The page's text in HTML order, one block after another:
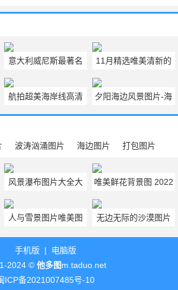
意大利威尼斯最著名
的广场|意大利威尼斯
介绍
11月精选唯美清新的
花卉风景手机壁纸图
片大全
航拍超美海岸线高清
风景壁纸图片
夕阳海边风景图片-海
边太阳图片风景图片
波涛汹涌图片 海边图片 打包图片
风景瀑布图片大全大
自然（瀑布风景图片
大全）
唯美鲜花背景图 2022
最新鲜花高清图片壁
纸
人与雪景图片唯美图
片（雪景和人的图
片）
无边无际的沙漠图片
沙漠里的图片
手机版 | 电脑版
2024 © 他多图m.taduo.net
ICP备2021007485号-10